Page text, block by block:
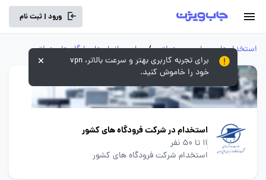
ورود | ثبت نام
استخدام‌های سراسری و دولتی / سایر سازمان‌ها و ارگان‌های دولتی
استخدام در شرکت فرودگاه های کشور
11 تا 50 نفر
استخدام شرکت فرودگاه های کشور
برای تجربه کاربری بهتر و سرعت بالاتر، vpn
خود را خاموش کنید.